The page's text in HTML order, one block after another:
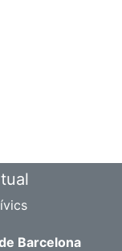
Barcelona